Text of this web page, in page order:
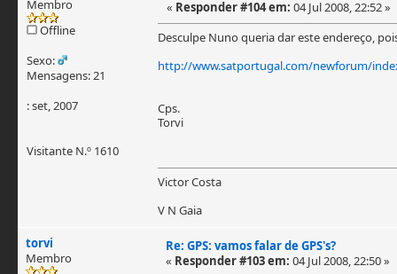
Membro
Offline
Sexo:
Mensagens: 21
: set, 2007
Visitante N.º 1610
« Responder #104 em: 04 Jul 2008, 22:52 »
Desculpe Nuno queria dar este endereço,
http://www.satportugal.com/newforum/
Cps.
Torvi
Victor Costa
V N Gaia
torvi
Membro
Re: GPS: vamos falar de GPS's?
« Responder #103 em: 04 Jul 2008, 22:50 »